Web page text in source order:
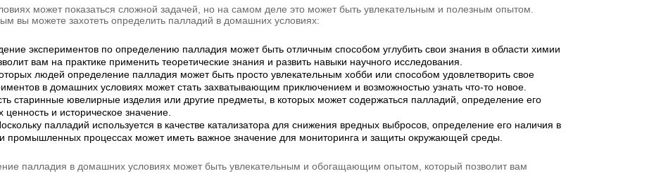
может показаться сложной задачей, но на самом деле это может быть увлекательным и полезным опытом.
вы можете захотеть определить палладий в домашних условиях:
экспериментов по определению палладия может быть отличным способом углубить свои знания в области химии
вам на практике применить теоретические знания и развить навыки научного исследования.
людей определение палладия может быть просто увлекательным хобби или способом удовлетворить свое
в домашних условиях может стать захватывающим приключением и возможностью узнать что-то новое.
старинные ювелирные изделия или другие предметы, в которых может содержаться палладий, определение его
и историческое значение.
палладий используется в качестве катализатора для снижения вредных выбросов, определение его наличия в
промышленных процессах может иметь важное значение для мониторинга и защиты окружающей среды.
палладия в домашних условиях может быть увлекательным и обогащающим опытом, который позволит вам